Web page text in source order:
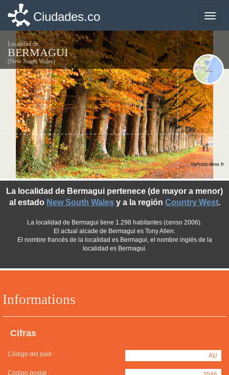
Toggle
Ciudades.co
Localidad de
BERMAGUI
(New South Wales)
Informations
Cifras
Código del país : AU
Código postal :
La localidad de Bermagui pertenece (de mayor a menor)
al estado New South Walesy a la región Country West.
La localidad de Bermagui tiene 1.298 habitantes (censo 2006).
El actual alcade de Bermagui es Tony Allen.
El nombre francés de la localidad es Bermagui, el nombre inglés de la
localidad es Bermagui.
©photo-libre.fr
Toggle
Ciudades.co